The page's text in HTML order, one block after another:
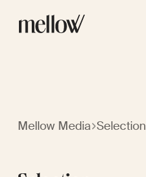
Mellow Media Selection